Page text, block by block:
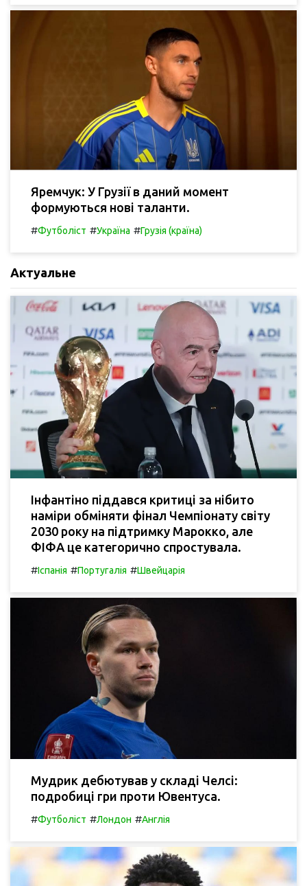
Яремчук: У Грузії в даний момент
формуються нові таланти.
#Футболіст #Україна #Грузія (країна)
Актуальне
Інфантіно піддався критиці за нібито
наміри обміняти фінал Чемпіонату світу
2030 року на підтримку Марокко, але
ФІФА це категорично спростувала.
#Іспанія #Португалія #Швейцарія
Мудрик дебютував у складі Челсі:
подробиці гри проти Ювентуса.
#Футболіст #Лондон #Англія